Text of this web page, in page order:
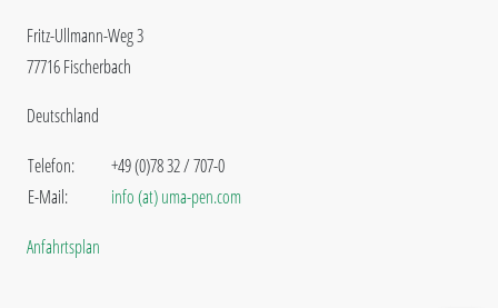
Fritz-Ullmann-Weg 3
77716 Fischerbach
Deutschland
Telefon:
E-Mail:
+49 (0)78 32 / 707-0
info (at) uma-pen.com
Anfahrtsplan